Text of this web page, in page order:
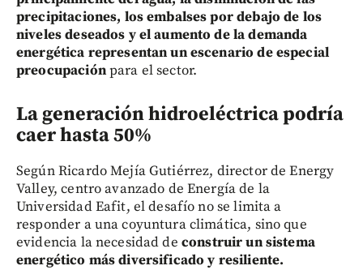
precipitaciones, los embalses por debajo de los
niveles deseados y el aumento de la demanda
energética representan un escenario de especial
preocupaciónpara el sector.
La generación hidroeléctrica podría
caer hasta 50%
Según Ricardo Mejía Gutiérrez, director de Energy
Valley, centro avanzado de Energía de la
Universidad Eafit, el desafío no se limita a
responder a una coyuntura climática, sino que
evidencia la necesidad de construir un sistema
energético más diversificado y resiliente.